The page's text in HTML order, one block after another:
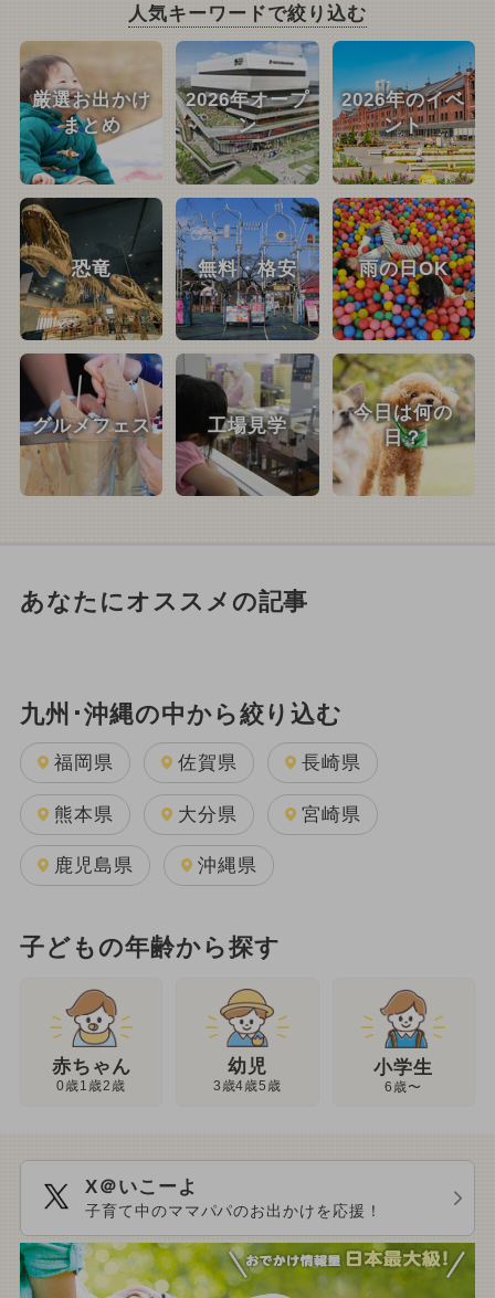
人気キーワードで絞り込む
厳選お出かけ
まとめ
2026年オープ
ン
2026年のイベ
ント
恐竜 無料・格安 雨の日OK
グルメフェス 工場見学
今日は何の
日？
あなたにオススメの記事
九州･沖縄の中から絞り込む
福岡県 佐賀県 長崎県
熊本県 大分県 宮崎県
鹿児島県 沖縄県
子どもの年齢から探す
赤ちゃん
0歳1歳2歳
幼児
3歳4歳5歳
小学生
6歳〜
X＠いこーよ
子育て中のママパパのお出かけを応援！